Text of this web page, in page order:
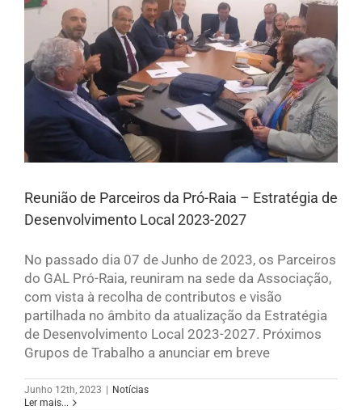
Reunião de Parceiros da Pró-Raia – Estratégia de
Desenvolvimento Local 2023-2027
No passado dia 07 de Junho de 2023, os Parceiros
do GAL Pró-Raia, reuniram na sede da Associação,
com vista à recolha de contributos e visão
partilhada no âmbito da atualização da Estratégia
de Desenvolvimento Local 2023-2027. Próximos
Grupos de Trabalho a anunciar em breve
Junho 12th, 2023
Notícias
Ler mais...